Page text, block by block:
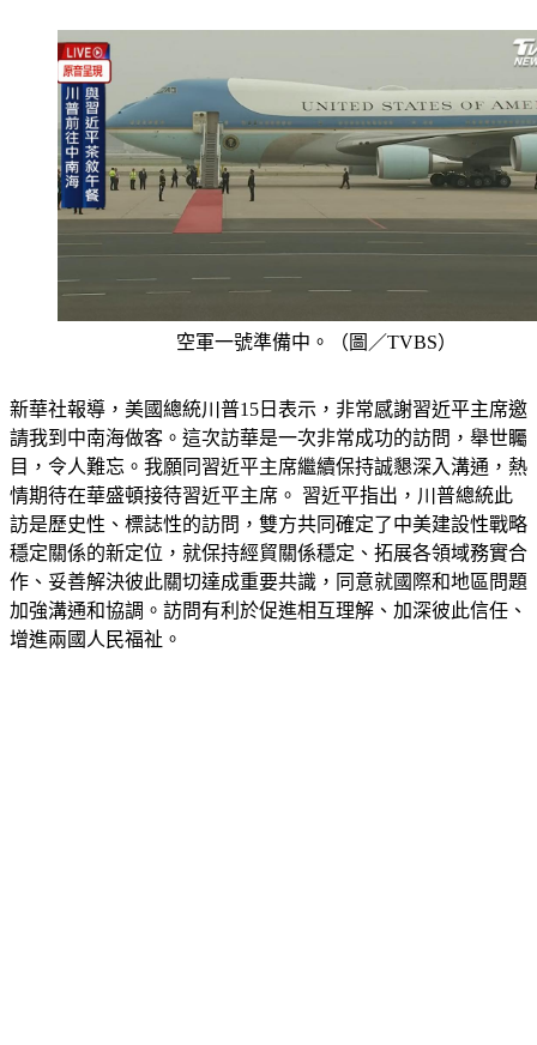
請我到中南海做客。這次訪華是一次非常成功的訪問，舉世矚
目，令人難忘。我願同習近平主席繼續保持誠懇深入溝通，熱
情期待在華盛頓接待習近平主席。 習近平指出，川普總統此
訪是歷史性、標誌性的訪問，雙方共同確定了中美建設性戰略
穩定關係的新定位，就保持經貿關係穩定、拓展各領域務實合
作、妥善解決彼此關切達成重要共識，同意就國際和地區問題
加強溝通和協調。訪問有利於促進相互理解、加深彼此信任、
增進兩國人民福祉。